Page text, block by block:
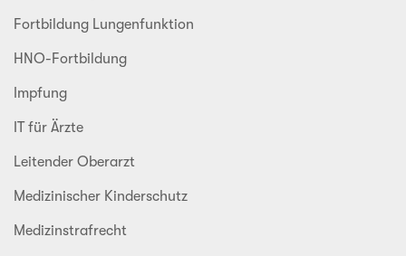
Fortbildung Lungenfunktion
HNO-Fortbildung
Impfung
IT für Ärzte
Leitender Oberarzt
Medizinischer Kinderschutz
Medizinstrafrecht